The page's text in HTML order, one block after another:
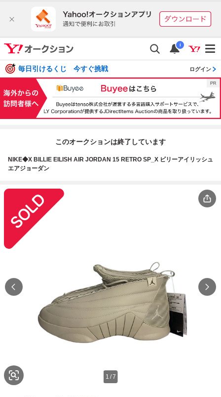
i
毎日引けるくじ 今すぐ挑戦 ログイン
このオークションは終了しています
NIKE◆X BILLIE EILISH AIR JORDAN 15 RETRO SP_X ビリーアイリッシュ
エアジョーダン
1 /7